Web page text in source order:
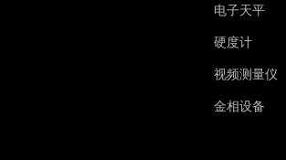
电子天平
硬度计
视频测量仪
金相设备